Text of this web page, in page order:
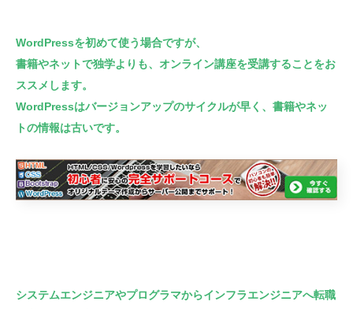
WordPressを初めて使う場合ですが、
書籍やネットで独学よりも、オンライン講座を受講することをお
ススメします。
WordPressはバージョンアップのサイクルが早く、書籍やネッ
トの情報は古いです。
システムエンジニアやプログラマからインフラエンジニアへ転職